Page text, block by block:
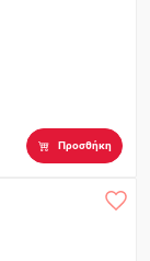
Προσθήκη